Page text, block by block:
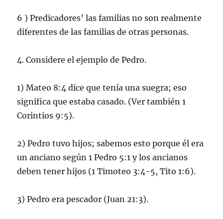
6 ) Predicadores’ las familias no son realmente
diferentes de las familias de otras personas.
4. Considere el ejemplo de Pedro.
1) Mateo 8:4 dice que tenía una suegra; eso
significa que estaba casado. (Ver también 1
Corintios 9:5).
2) Pedro tuvo hijos; sabemos esto porque él era
un anciano según 1 Pedro 5:1 y los ancianos
deben tener hijos (1 Timoteo 3:4-5, Tito 1:6).
3) Pedro era pescador (Juan 21:3).